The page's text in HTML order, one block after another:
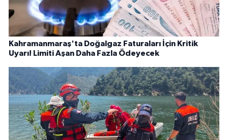
Kahramanmaraş'ta Doğalgaz Faturaları İçin Kritik
Uyarı! Limiti Aşan Daha Fazla Ödeyecek